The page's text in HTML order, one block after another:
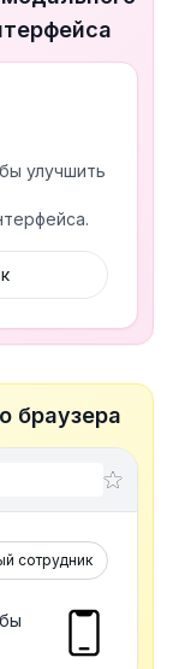
улучшить
браузера
сотрудник